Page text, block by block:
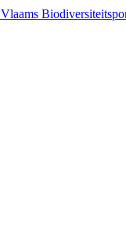
Vlaams